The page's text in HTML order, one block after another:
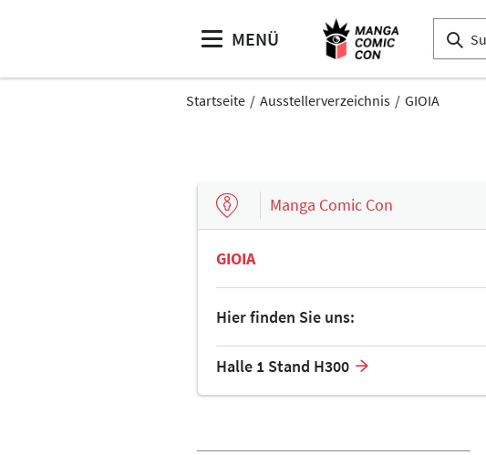
MENÜ
Startseite Ausstellerverzeichnis GIOIA
Manga Comic Con
GIOIA
Hier finden Sie uns:
Halle 1 Stand H300